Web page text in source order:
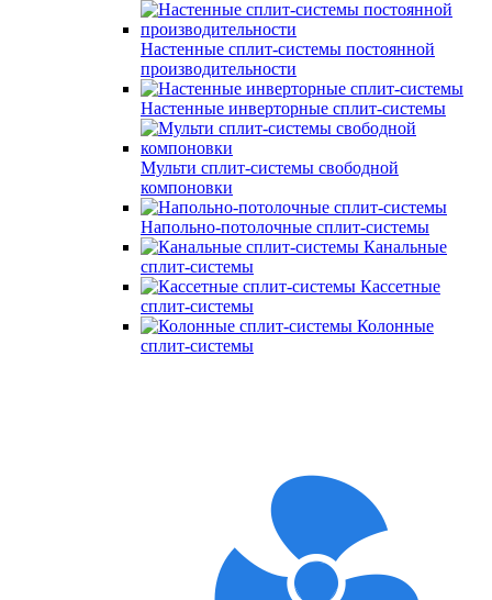
Настенные сплит-системы постоянной
производительности
Настенные инверторные сплит-системы
Мульти сплит-системы свободной
компоновки
Напольно-потолочные сплит-системы
Канальные
сплит-системы
Кассетные
сплит-системы
Колонные
сплит-системы